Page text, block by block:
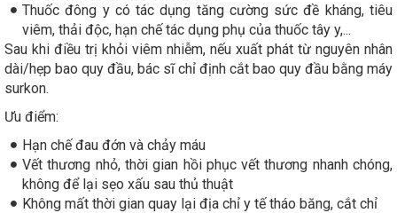
Thuốc đông y có tác dụng tăng cường sức đề kháng, tiêu
viêm, thải độc, hạn chế tác dụng phụ của thuốc tây y,...
Sau khi điều trị khỏi viêm nhiễm, nếu xuất phát từ nguyên nhân
dài/hẹp bao quy đầu, bác sĩ chỉ định cắt bao quy đầu bằng máy
surkon.
Ưu điểm:
Hạn chế đau đớn và chảy máu
Vết thương nhỏ, thời gian hồi phục vết thương nhanh chóng,
không để lại sẹo xấu sau thủ thuật
Không mất thời gian quay lại địa chỉ y tế tháo băng, cắt chỉ